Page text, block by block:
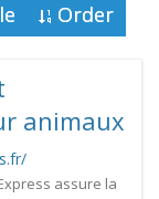
Order
animaux
assure la